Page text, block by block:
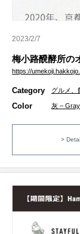
2023/2/7
梅小路醗酵所の
https://
Category グルメ、
Color 灰 – Gray
>